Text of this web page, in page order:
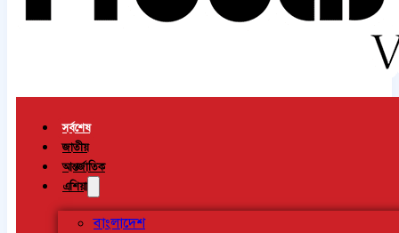
সর্বশেষ
জাতীয়
আন্তর্জাতিক
এশিয়া
বাংলাদেশ